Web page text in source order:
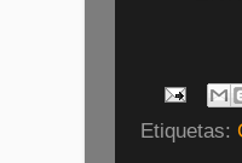
Etiquetas: